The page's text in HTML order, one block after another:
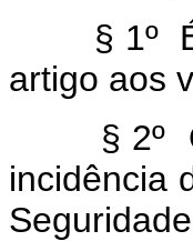
§ 1º É
artigo aos
§ 2º O
incidência